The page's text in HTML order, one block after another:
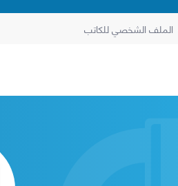
الملف الشخصي للكاتب